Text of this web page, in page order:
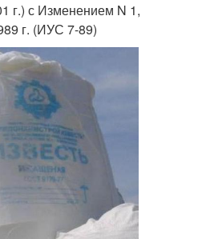
г.) с Изменением N 1,
г. (ИУС 7-89)